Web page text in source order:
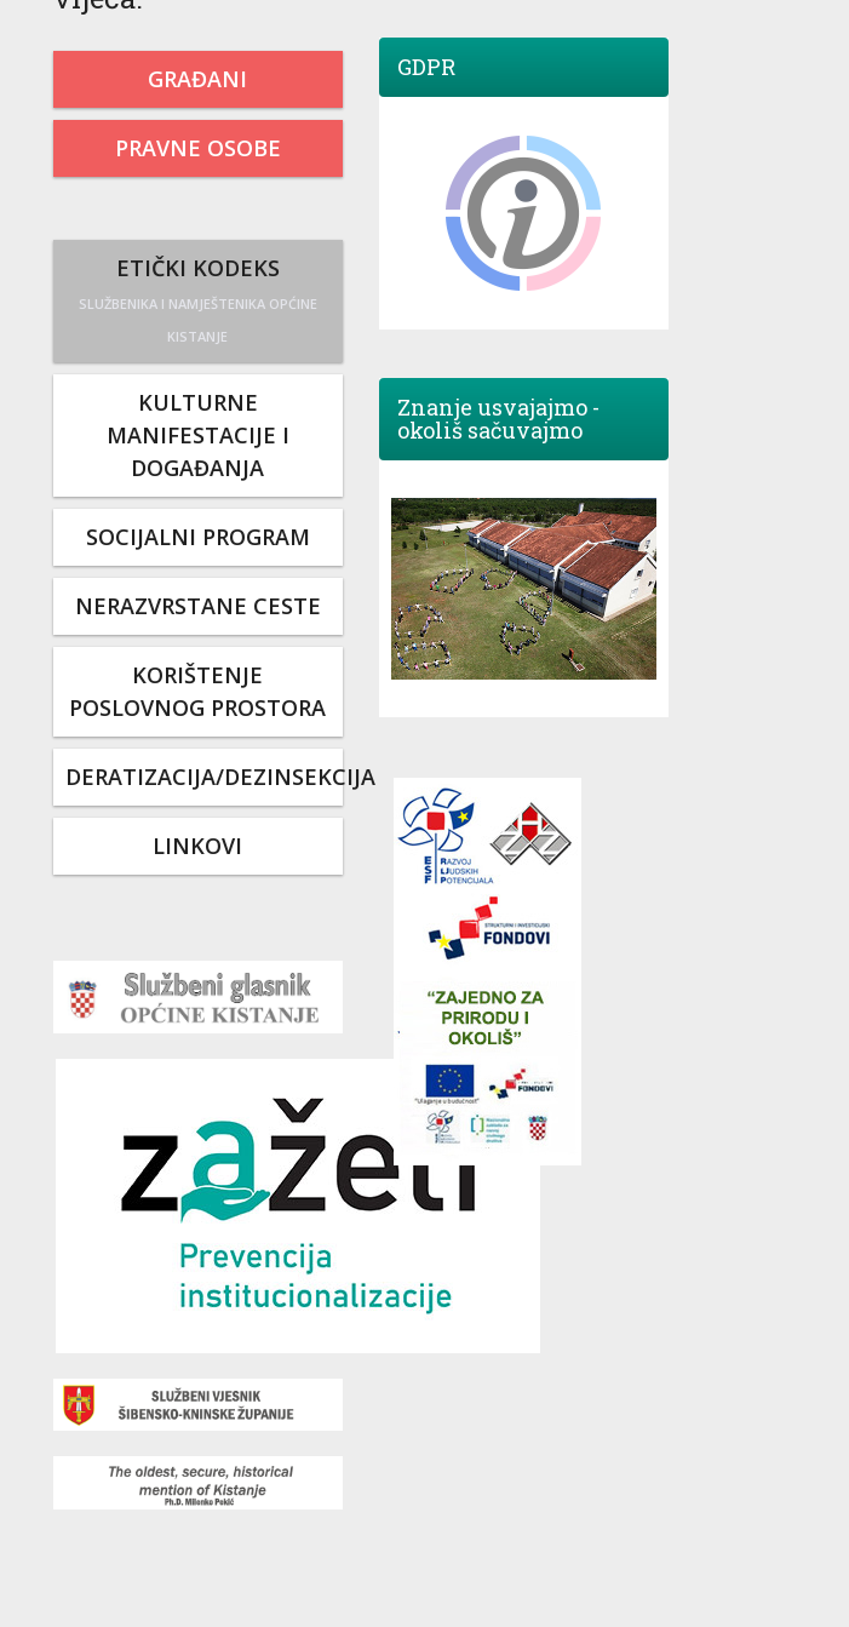
GRAĐANI
PRAVNE OSOBE
ETIČKI KODEKS
SLUŽBENIKA I NAMJEŠTENIKA OPĆINE
KISTANJE
KULTURNE
MANIFESTACIJE I
DOGAĐANJA
SOCIJALNI PROGRAM
NERAZVRSTANE CESTE
KORIŠTENJE
POSLOVNOG PROSTORA
DERATIZACIJA/DEZINSEKCIJA
LINKOVI
GDPR
Znanje usvajajmo -
okoliš sačuvajmo